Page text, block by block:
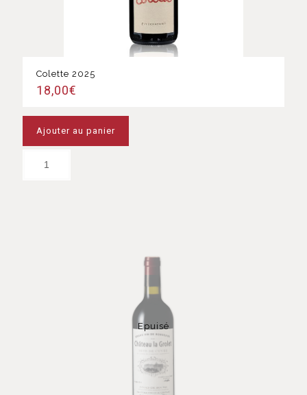
Colette 2025
18,00€
Ajouter au panier
Epuisé